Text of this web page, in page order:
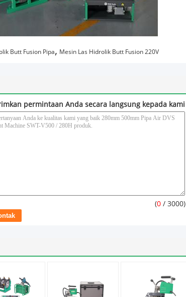
Butt Fusion Pipa, Mesin Las Hidrolik Butt Fusion 220V
permintaan Anda secara langsung kepada kami
(0 / 3000)